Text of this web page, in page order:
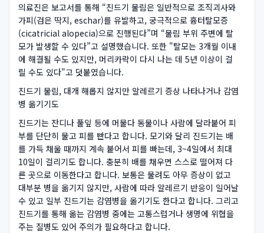
의료진은 보고서를 통해 “진드기 물림은 일반적으로 조직괴사와
가피(검은 딱지, eschar)를 유발하고, 궁극적으로 흉터탈모증
(cicatricial alopecia)으로 진행된다”며 “물림 부위 주변에 탈
모가 발생할 수 있다”고 설명했습니다. 또한 "탈모는 3개월 이내
에 해결될 수도 있지만, 머리카락이 다시 나는 데 5년 이상이 걸
릴 수도 있다"고 덧붙였습니다.
진드기 물림, 대개 해롭지 않지만 알레르기 증상 나타나거나 감염
병 옮기기도
진드기는 잔디나 풀잎 등에 머물다 동물이나 사람에 달라붙어 피
부를 단단히 물고 피를 빤다고 합니다. 모기와 달리 진드기는 배
를 가득 채울 때까지 계속 붙어서 피를 빠는데, 3~4일에서 최대
10일이 걸리기도 합니다. 충분히 배를 채우면 스스로 떨어져 다
른 곳으로 이동한다고 합니다. 보통은 물려도 아무 증상이 없고
대부분 병을 옮기지 않지만, 사람에 따라 알레르기 반응이 일어날
수 있고 일부 진드기는 감염병을 옮기기도 한다고 합니다. 그리고
진드기를 통해 옮는 감염병 중에는 고통스럽거나 생명에 위협을
주는 질병도 있어 주의가 필요하다고 합니다.